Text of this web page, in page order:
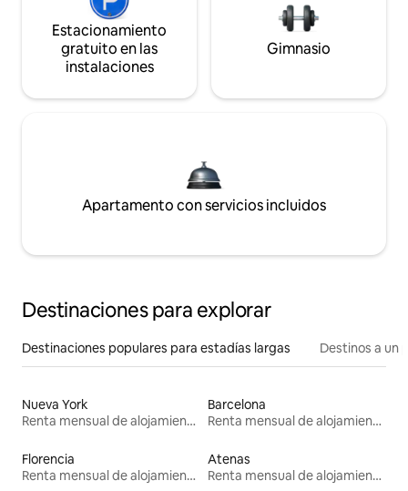
Estacionamiento
gratuito en las
instalaciones
Gimnasio
Apartamento con servicios incluidos
Destinaciones para explorar
Destinaciones populares para estadías largas Destinos a un
Nueva York
Renta mensual de alojamientos
Barcelona
Renta mensual de alojamientos
Florencia
Renta mensual de alojamientos
Atenas
Renta mensual de alojamientos